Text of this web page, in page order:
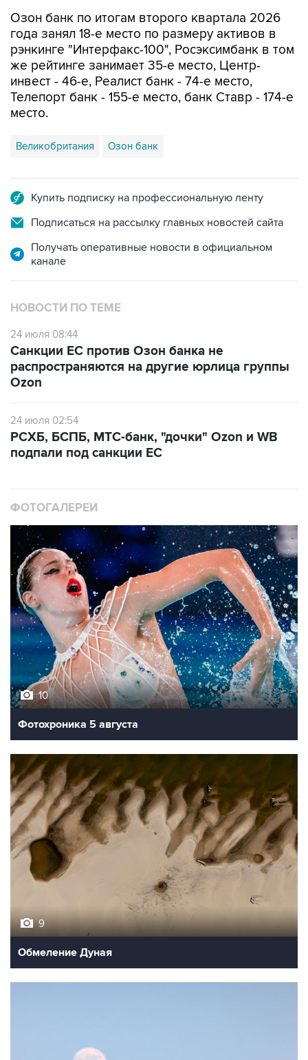
Озон банк по итогам второго квартала 2026
года занял 18-е место по размеру активов в
рэнкинге "Интерфакс-100", Росэксимбанк в том
же рейтинге занимает 35-е место, Центр-
инвест - 46-е, Реалист банк - 74-е место,
Телепорт банк - 155-е место, банк Ставр - 174-е
место.
Великобритания Озон банк
Купить подписку на профессиональную ленту
Подписаться на рассылку главных новостей сайта
Получать оперативные новости в официальном
канале
НОВОСТИ ПО ТЕМЕ
24 июля 08:44
Санкции ЕС против Озон банка не
распространяются на другие юрлица группы
Ozon
24 июля 02:54
РСХБ, БСПБ, МТС-банк, "дочки" Ozon и WB
подпали под санкции ЕС
ФОТОГАЛЕРЕИ
10
Фотохроника 5 августа
9
Обмеление Дуная